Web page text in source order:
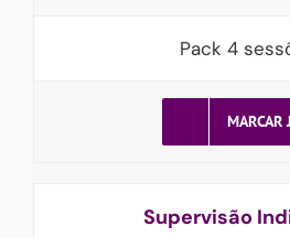
Pack 4
MARCAR
Supervisão